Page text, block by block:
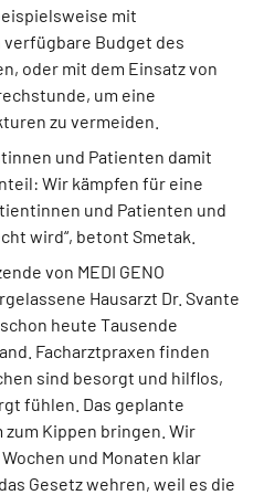
mit
verfügbare Budget des
oder mit dem Einsatz von
um eine
zu vermeiden.
und Patienten damit
Wir kämpfen für eine
und Patienten und
wird“, betont Smetak.
von MEDI GENO
Hausarzt Dr. Svante
heute Tausende
Facharztpraxen finden
sind besorgt und hilflos,
fühlen. Das geplante
Kippen bringen. Wir
und Monaten klar
Gesetz wehren, weil es die